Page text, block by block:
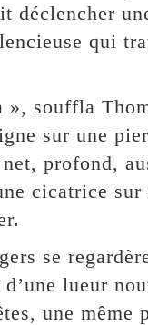
déclencher
qui
», souffla
sur une
profond,
cicatrice sur
se
lueur
une même